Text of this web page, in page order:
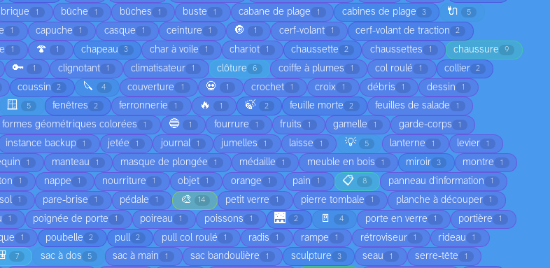
brique 1 bûche 1 bûches 1 buste 1 cabane de plage 1 cabines de plage 3 🔌 5
1 capuche 1 casque 1 ceinture 1 🔘 1 cerf-volant 1 cerf-volant de traction 2
1 🍄 1 chapeau 3 char à voile 1 chariot 1 chaussette 2 chaussettes 1 chaussure 9
🔑 1 clignotant 1 climatisateur 1 clôture 6 coiffe à plumes 1 col roulé 1 collier 2
coussin 2 🔪 4 couverture 1 💀 1 crochet 1 croix 1 débris 1 dessin 1
🪟 5 fenêtres 2 ferronnerie 1 🔥 1 🍃 2 feuille morte 2 feuilles de salade 1
formes géométriques colorées 1 🔵 1 fourrure 1 fruits 1 gamelle 1 garde-corps 1
instance backup 1 jetée 1 journal 1 jumelles 1 laisse 1 💡 5 lanterne 1 levier 1
1 manteau 1 masque de plongée 1 médaille 1 meuble en bois 1 miroir 3 montre 1
1 nappe 1 nourriture 1 objet 1 orange 1 pain 1 📋 8 panneau d'information 1
1 pare-brise 1 pédale 1 🎨 14 petit verre 1 pierre tombale 1 planche à découper 1
1 poignée de porte 1 poireau 1 poissons 1 🌉 2 🚪 4 porte en verre 1 portière 1
1 poubelle 2 pull 2 pull col roulé 1 radis 1 rampe 1 rétroviseur 1 rideau 1
7 sac à dos 5 sac à main 1 sac bandoulière 1 sculpture 3 seau 1 serre-tête 1